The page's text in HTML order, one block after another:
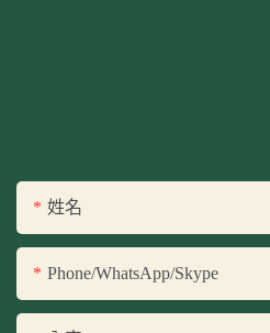
姓名
Phone/WhatsApp/Skype